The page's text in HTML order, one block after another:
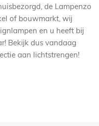
de Lampenzo
of bouwmarkt, wij
en u heeft bij
Bekijk dus vandaag
aan lichtstrengen!